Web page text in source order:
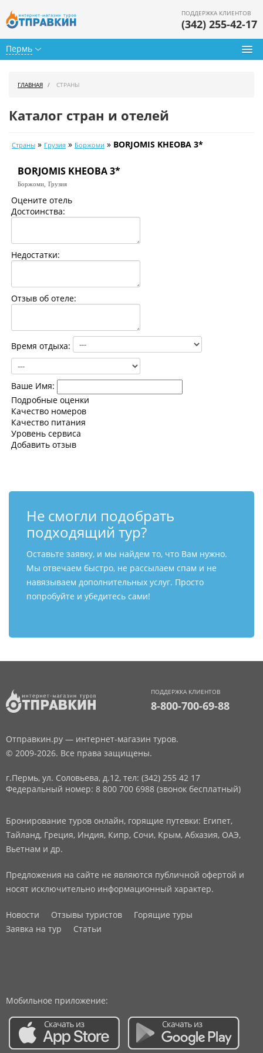
Пермь
ПОДДЕРЖКА КЛИЕНТОВ
(342) 255-42-17
Календарь туров
Цены дня
Страны
ГЛАВНАЯ СТРАНЫ
Каталог стран и отелей
Страны » Грузия » Боржоми » BORJOMIS KHEOBA 3*
BORJOMIS KHEOBA 3*
Боржоми, Грузия
Оцените отель
Достоинства:
Недостатки:
Отзыв об отеле:
Время отдыха:
Ваше Имя:
Подробные оценки
Качество номеров
Качество питания
Уровень сервиса
Добавить отзыв
Не смогли подобрать
подходящий тур?
Оставьте заявку, и мы найдем то, что Вам нужно.
Мы отвечаем быстро, не рассылаем спам и не
навязываем дополнительных услуг. Просто
попробуйте и убедитесь сами!
ПОДДЕРЖКА КЛИЕНТОВ
8-800-700-69-88
Отправкин.ру — интернет-магазин туров.
© 2009-2026. Все права защищены.
г.Пермь, ул. Соловьева, д.12, тел: (342) 255 42 17
Федеральный номер: 8 800 700 6988 (звонок бесплатный)
Бронирование туров онлайн, горящие путевки: Египет,
Тайланд, Греция, Индия, Кипр, Сочи, Крым, Абхазия, ОАЭ,
Вьетнам и др.
Предложения на сайте не являются публичной офертой и
носят исключительно информационный характер.
Новости Отзывы туристов
Горящие туры
Заявка на тур
Статьи
Мобильное приложение: